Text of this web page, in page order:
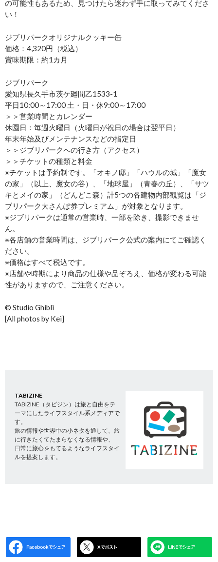
の可能性もあるため、見つけたら迷わず手に取ってみてくださ
い！
ジブリパークオリジナルクッキー缶
価格：4,320円（税込）
賞味期限：約1カ月
ジブリパーク
愛知県長久手市茨ケ廻間乙1533-1
平日10:00～17:00 土・日・休9:00～17:00
＞＞営業時間とカレンダー
休園日：毎週火曜日（火曜日が祝日の場合は翌平日）
年末年始及びメンテナンスなどの指定日
＞＞ジブリパークへの行き方（アクセス）
＞＞チケットの種類と料金
※チケットは予約制です。「オキノ邸」「ハウルの城」「魔女
の家」（以上、魔女の谷）、「地球屋」（青春の丘）、「サツ
キとメイの家」（どんどこ森）計5つの各建物内部観覧は「ジ
ブリパーク大さんぽ券プレミアム」が対象となります。
※ジブリパークは通常の営業時、一部を除き、撮影できませ
ん。
※各店舗の営業時間は、ジブリパーク公式の案内にてご確認く
ださい。
※価格はすべて税込です。
※店舗や時期により商品の仕様や品ぞろえ、価格が変わる可能
性がありますので、ご注意ください。
© Studio Ghibli
[All photos by Kei]
TABIZINE
TABIZINE（タビジン）は旅と自由をテ
ーマにしたライフスタイル系メディアで
す。
旅の情報や世界中の小ネタを通して、旅
に行きたくてたまらなくなる情報や、
日常に旅心をもてるようなライフスタイ
ルを提案します。